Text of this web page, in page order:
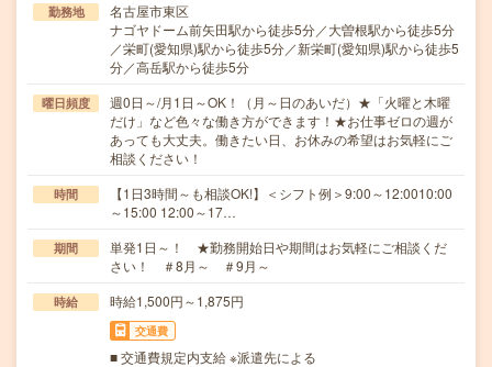
勤務地
名古屋市東区
ナゴヤドーム前矢田駅から徒歩5分／大曽根駅から徒歩5分
／栄町(愛知県)駅から徒歩5分／新栄町(愛知県)駅から徒歩5
分／高岳駅から徒歩5分
曜日頻度
週0日～/月1日～OK！（月～日のあいだ）★「火曜と木曜
だけ」など色々な働き方ができます！★お仕事ゼロの週が
あっても大丈夫。働きたい日、お休みの希望はお気軽にご
相談ください！
時間
【1日3時間～も相談OK!】＜シフト例＞9:00～12:0010:00
～15:00 12:00～17…
期間
単発1日～！ ★勤務開始日や期間はお気軽にご相談くだ
さい！ ＃8月～ ＃9月～
時給 時給1,500円～1,875円
交通費
■ 交通費規定内支給 ※派遣先による